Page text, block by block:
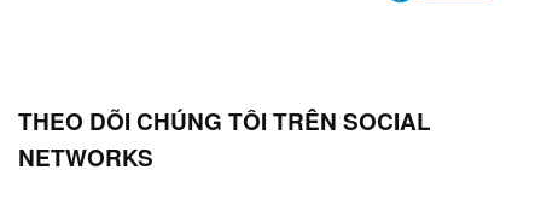
THEO DÕI CHÚNG TÔI TRÊN SOCIAL
NETWORKS